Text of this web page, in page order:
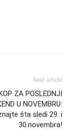
Next article
ZA POSLEDNJI
U NOVEMBRU:
šta sledi 29. i
30.novembra!